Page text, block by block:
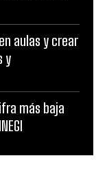
aulas y crear
y
más baja